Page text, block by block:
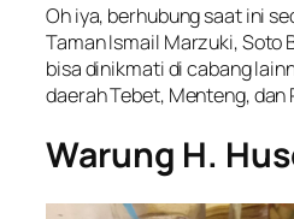
Oh iya, berhubung saat ini
Taman Ismail Marzuki, Soto
bisa dinikmati di cabang
daerah Tebet, Menteng, dan
Warung H.